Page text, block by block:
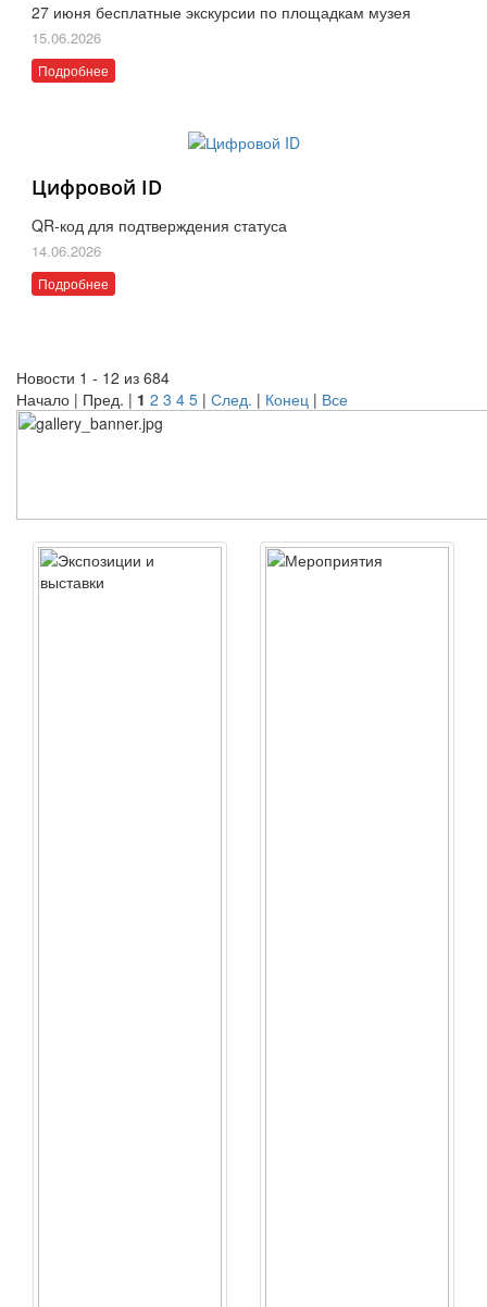
27 июня бесплатные экскурсии по площадкам музея
15.06.2026
Подробнее
Цифровой ID
QR-код для подтверждения статуса
14.06.2026
Подробнее
Новости 1 - 12 из 684
Начало | Пред. | 1 2 3 4 5 | След. | Конец | Все